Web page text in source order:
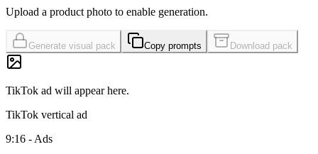
Upload a product photo to enable generation.
Generate visual pack Copy prompts Download pack
TikTok ad will appear here.
TikTok vertical ad
9:16 - Ads